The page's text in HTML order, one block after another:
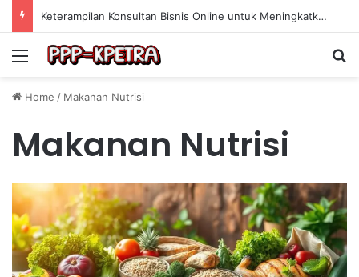
Keterampilan Konsultan Bisnis Online untuk Meningkatkan Pendapatan Berdasarkan Pengalaman Praktis
Menu
Home / Makanan Nutrisi
Makanan Nutrisi